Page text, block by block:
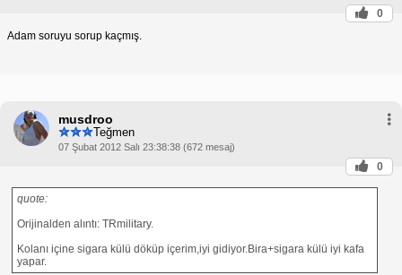
0
Adam soruyu sorup kaçmış.
musdroo
Teğmen
07 Şubat 2012 Salı 23:38:38 (672 mesaj)
0
quote:
Orijinalden alıntı: TRmilitary.
Kolanı içine sigara külü döküp içerim,iyi gidiyor.Bira+sigara külü iyi kafa
yapar.